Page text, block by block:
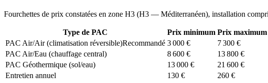
Fourchettes de prix constatées en zone H3 (H3 — Méditerranéen), installation
Type de PAC Prix minimum Prix maximum
PAC Air/Air (climatisation réversible)Recommandé 3 000 € 7 300 €
PAC Air/Eau (chauffage central)
8 600 € 13 800 €
PAC Géothermique (sol/eau)
13 000 € 21 600 €
Entretien annuel
130 € 260 €